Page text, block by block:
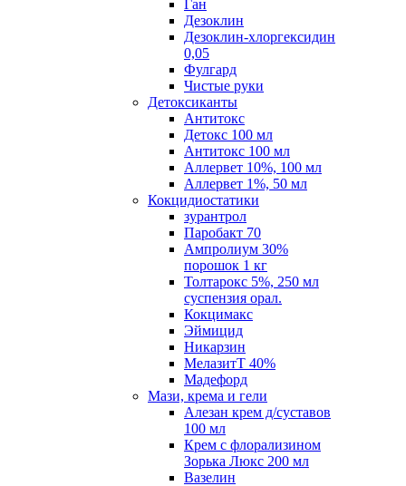
Ган
Дезоклин
Дезоклин-хлоргексидин
0,05
Фулгард
Чистые руки
Детоксиканты
Антитокс
Детокс 100 мл
Антитокс 100 мл
Аллервет 10%, 100 мл
Аллервет 1%, 50 мл
Кокцидиостатики
зурантрол
Паробакт 70
Ампролиум 30%
порошок 1 кг
Толтарокс 5%, 250 мл
суспензия орал.
Кокцимакс
Эймицид
Никарзин
МелазитТ 40%
Мадефорд
Мази, крема и гели
Алезан крем д/суставов
100 мл
Крем с флорализином
Зорька Люкс 200 мл
Вазелин